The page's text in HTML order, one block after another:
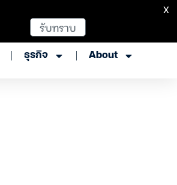
ธุรกิจ About
รับทราบ
X